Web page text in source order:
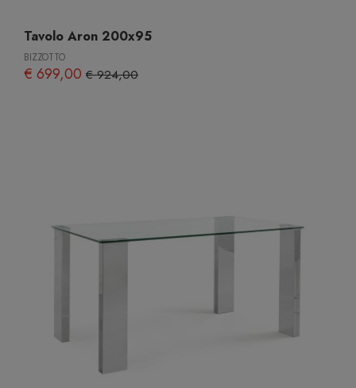
Tavolo Aron 200x95
BIZZOTTO
€ 699,00 € 924,00